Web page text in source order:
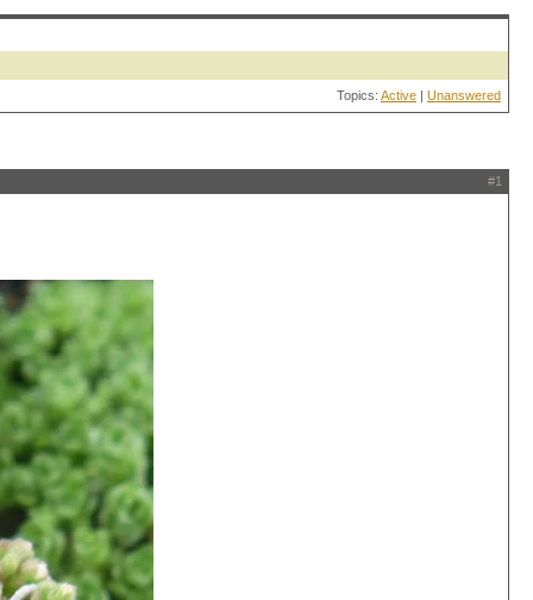
Topics: Active | Unanswered
#1